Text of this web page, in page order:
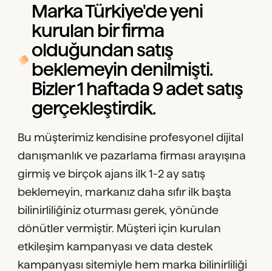
Marka Türkiye'de yeni
kurulan bir firma
olduğundan satış
beklemeyin denilmişti.
Bizler 1 haftada 9 adet satış
gerçekleştirdik.
Bu müşterimiz kendisine profesyonel dijital
danışmanlık ve pazarlama firması arayışına
girmiş ve birçok ajans ilk 1-2 ay satış
beklemeyin, markanız daha sıfır ilk başta
bilinirliliğiniz oturması gerek, yönünde
dönütler vermiştir. Müşteri için kurulan
etkileşim kampanyası ve data destek
kampanyası sitemiyle hem marka bilinirliliği